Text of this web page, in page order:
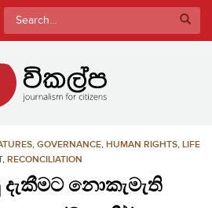
Search
for:
, GOVERNANCE, HUMAN RIGHTS, LIFE
, RECONCILIATION
දැකීමට නොකැමැති